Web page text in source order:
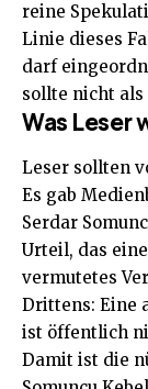
reine
Linie dieses
darf
sollte nicht als
Was Leser
Leser sollten
Es gab
Serdar
Urteil, das
vermutetes
Drittens: Eine
ist öffentlich
Damit ist die